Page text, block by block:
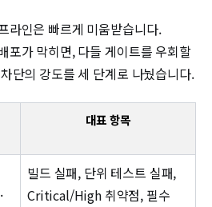
라인은 빠르게 미움받습니다.
포가 막히면, 다들 게이트를 우회할
단의 강도를 세 단계로 나눴습니다.
대표 항목
빌드 실패, 단위 테스트 실패,
Critical/High 취약점, 필수